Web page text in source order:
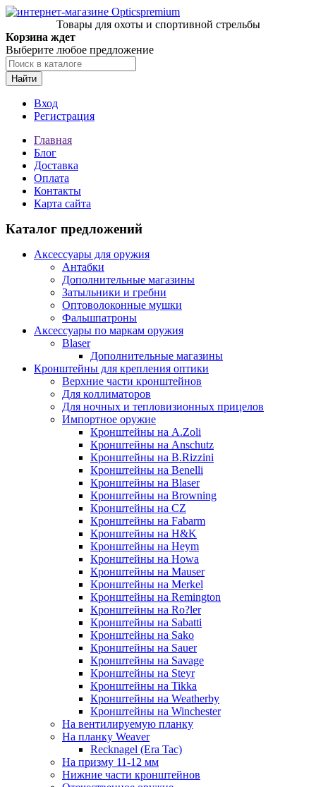
Товары для охоты и спортивной стрельбы
Корзина ждет
Выберите любое предложение
Найти
Вход
Регистрация
Главная
Блог
Доставка
Оплата
Контакты
Карта сайта
Каталог предложений
Аксессуары для оружия
Антабки
Дополнительные магазины
Затыльники и гребни
Оптоволоконные мушки
Фальшпатроны
Аксессуары по маркам оружия
Blaser
Дополнительные магазины
Кронштейны для крепления оптики
Верхние части кронштейнов
Для коллиматоров
Для ночных и тепловизионных прицелов
Импортное оружие
Кронштейны на A.Zoli
Кронштейны на Anschutz
Кронштейны на B.Rizzini
Кронштейны на Benelli
Кронштейны на Blaser
Кронштейны на Browning
Кронштейны на CZ
Кронштейны на Fabarm
Кронштейны на H&K
Кронштейны на Heym
Кронштейны на Howa
Кронштейны на Mauser
Кронштейны на Merkel
Кронштейны на Remington
Кронштейны на Ro?ler
Кронштейны на Sabatti
Кронштейны на Sako
Кронштейны на Sauer
Кронштейны на Savage
Кронштейны на Steyr
Кронштейны на Tikka
Кронштейны на Weatherby
Кронштейны на Winchester
На вентилируемую планку
На планку Weaver
Recknagel (Era Tac)
На призму 11-12 мм
Нижние части кронштейнов